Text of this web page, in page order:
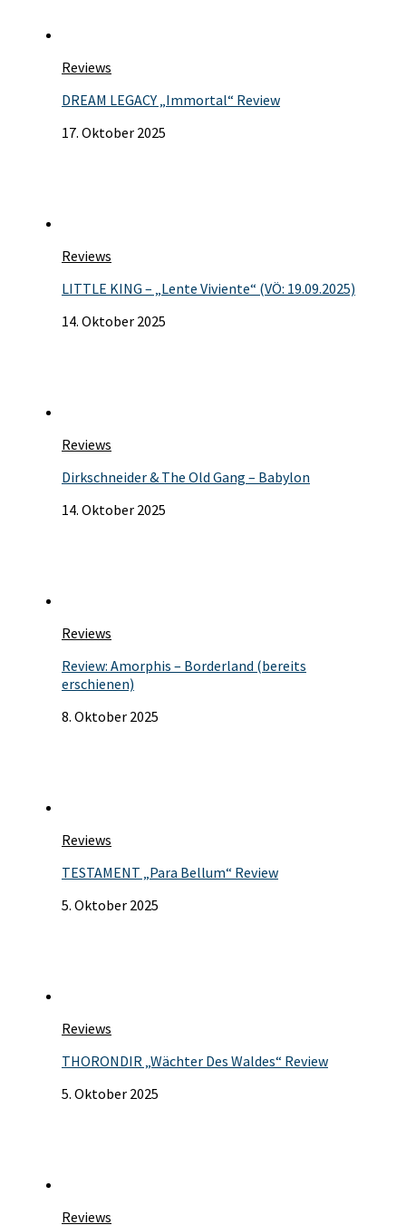
Reviews
DREAM LEGACY „Immortal“ Review
17. Oktober 2025
Reviews
LITTLE KING – „Lente Viviente“ (VÖ: 19.09.2025)
14. Oktober 2025
Reviews
Dirkschneider & The Old Gang – Babylon
14. Oktober 2025
Reviews
Review: Amorphis – Borderland (bereits
erschienen)
8. Oktober 2025
Reviews
TESTAMENT „Para Bellum“ Review
5. Oktober 2025
Reviews
THORONDIR „Wächter Des Waldes“ Review
5. Oktober 2025
Reviews